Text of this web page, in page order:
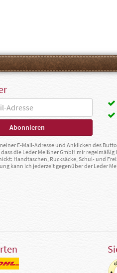
E-Mail-Adresse und Anklicken des
die Leder Meißner GmbH mir
Handtaschen, Rucksäcke, Schul- und
kann ich jederzeit gegenüber der Leder